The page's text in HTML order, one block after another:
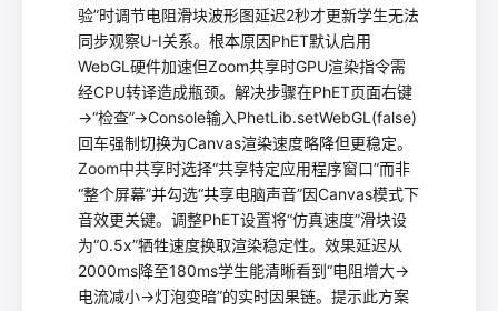
验”时调节电阻滑块波形图延迟2秒才更新学生无法
同步观察U-I关系。根本原因PhET默认启用
WebGL硬件加速但Zoom共享时GPU渲染指令需
经CPU转译造成瓶颈。解决步骤在PhET页面右键
→“检查”→Console输入PhetLib.setWebGL(false)
回车强制切换为Canvas渲染速度略降但更稳定。
Zoom中共享时选择“共享特定应用程序窗口”而非
“整个屏幕”并勾选“共享电脑声音”因Canvas模式下
音效更关键。调整PhET设置将“仿真速度”滑块设
为“0.5x”牺牲速度换取渲染稳定性。效果延迟从
2000ms降至180ms学生能清晰看到“电阻增大→
电流减小→灯泡变暗”的实时因果链。提示此方案